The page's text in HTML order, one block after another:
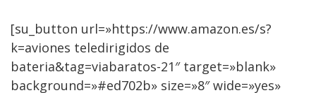
[su_button url=»https://www.amazon.es/s?
k=aviones teledirigidos de
bateria&tag=viabaratos-21″ target=»blank»
background=»#ed702b» size=»8″ wide=»yes»